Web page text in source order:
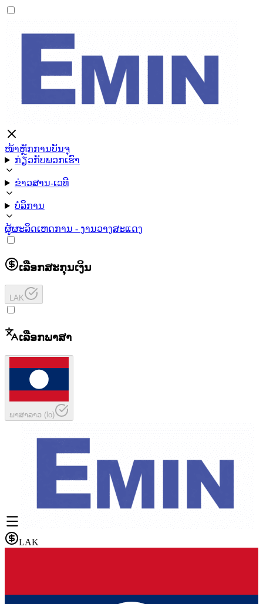
ໜ້າຫຼັກການບັນຈຸ
ກ່ຽວກັບພວກເຮົາ
ຂ່າວສານ-ເວທີ
ບໍລິການ
ຜູ້ຜະລິດເຫດການ - ງານວາງສະແດງ
ເລືອກສະກຸນເງິນ
LAK
ເລືອກພາສາ
ພາສາລາວ (lo)
LAK